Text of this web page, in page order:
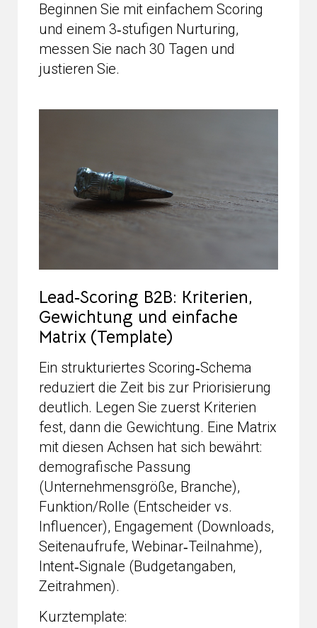
Beginnen Sie mit einfachem Scoring
und einem 3‑stufigen Nurturing,
messen Sie nach 30 Tagen und
justieren Sie.
Lead‑Scoring B2B: Kriterien,
Gewichtung und einfache
Matrix (Template)
Ein strukturiertes Scoring‑Schema
reduziert die Zeit bis zur Priorisierung
deutlich. Legen Sie zuerst Kriterien
fest, dann die Gewichtung. Eine Matrix
mit diesen Achsen hat sich bewährt:
demografische Passung
(Unternehmensgröße, Branche),
Funktion/Rolle (Entscheider vs.
Influencer), Engagement (Downloads,
Seitenaufrufe, Webinar‑Teilnahme),
Intent‑Signale (Budgetangaben,
Zeitrahmen).
Kurztemplate: